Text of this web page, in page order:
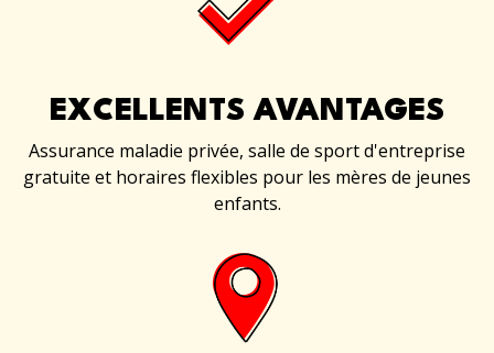
EXCELLENTS AVANTAGES
Assurance maladie privée, salle de sport d'entreprise
gratuite et horaires flexibles pour les mères de jeunes
enfants.